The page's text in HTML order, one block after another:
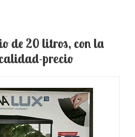
de 20 litros, con la
precio